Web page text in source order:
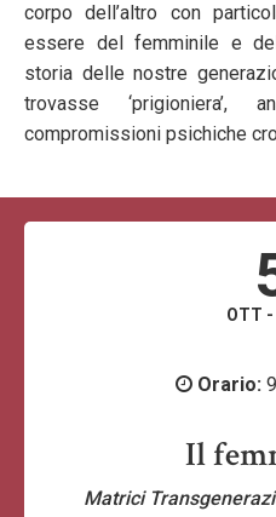
corpo dell’altro con
essere del femminile e
storia delle nostre
trovasse ‘prigioniera’,
compromissioni psichiche
OTT
Orario:
Il
Matrici